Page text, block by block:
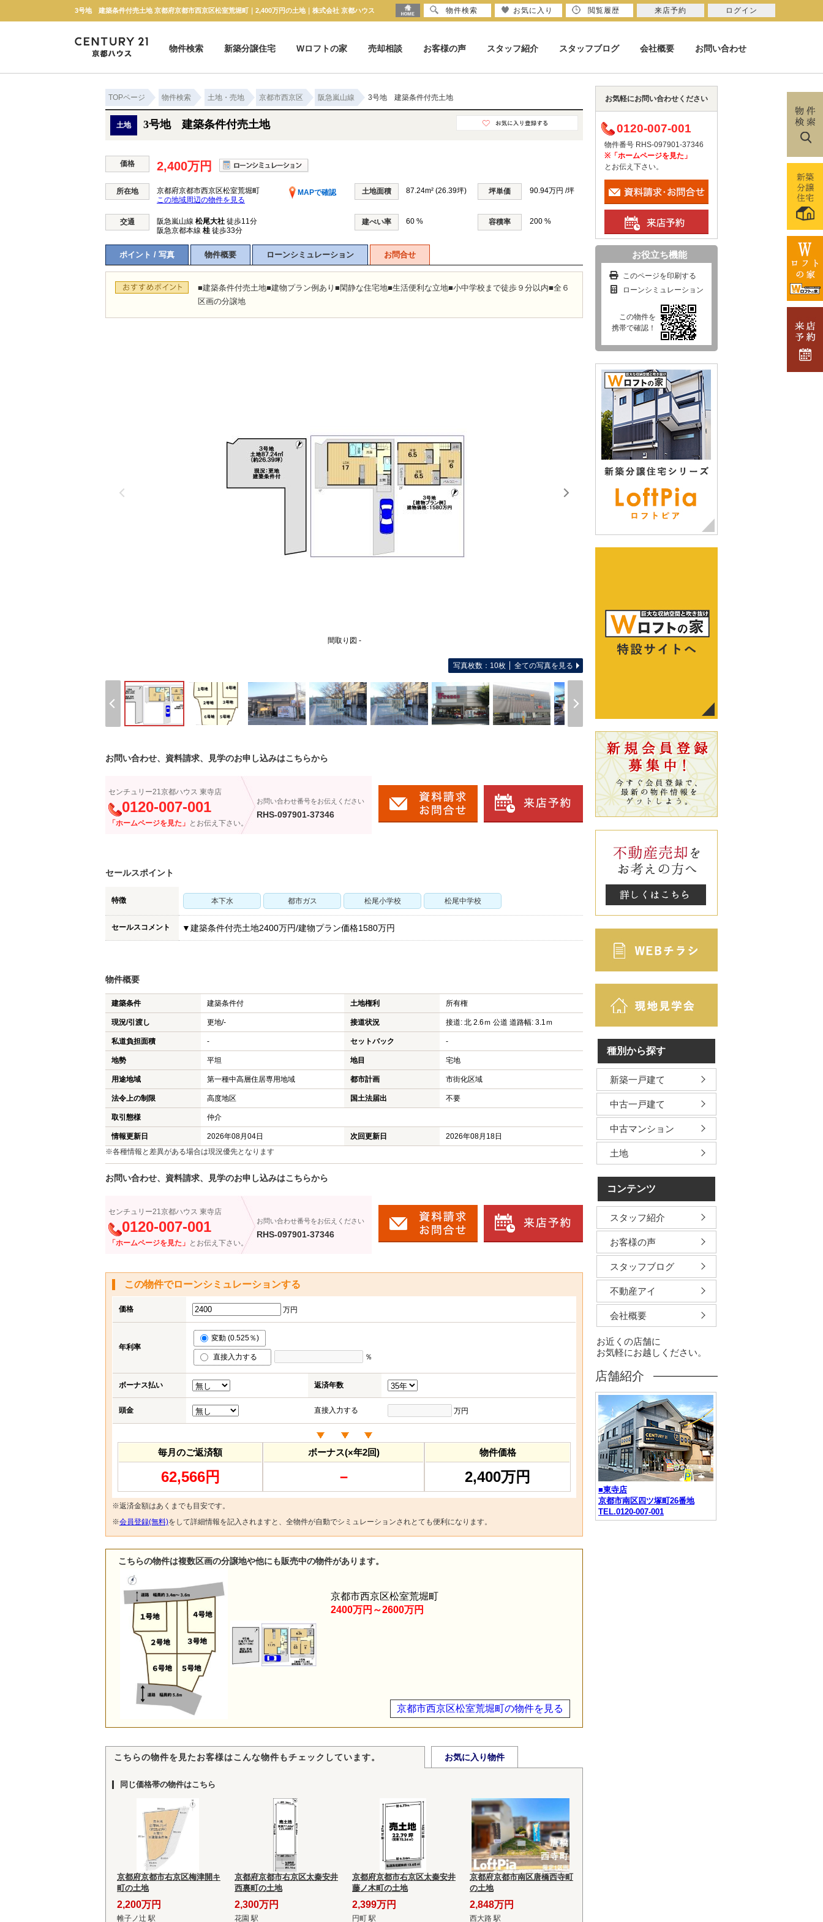
3号地 建築条件付売土地 京都府京都市西京区松室荒堀町｜2,400万円の土地｜株式会社 京都ハウス
物件検索
新築分譲住宅 Wロフトの家 売却相談 お客様の声 スタッフ紹介 スタッフブログ 会社概要 お問い合わせ
TOPページ 物件検索 土地・売地 京都市西京区 阪急嵐山線 3号地 建築条件付売土地
土地 3号地 建築条件付売土地
価格 2,400万円
所在地 京都府京都市西京区松室荒堀町
MAPで確認
この地域周辺の物件を見る
土地面積 87.24m² (26.39坪) 坪単価 90.94万円 /坪
交通 阪急嵐山線 松尾大社 徒歩11分
阪急京都本線 桂 徒歩33分
建ぺい率 60 % 容積率 200 %
ポイント / 写真 物件概要 ローンシミュレーション お問合せ
■建築条件付売土地■建物プラン例あり■閑静な住宅地■生活便利な立地■小中学校まで徒歩９分以内■全６
区画の分譲地
間取り図 -
写真枚数：10枚 全ての写真を見る
お問い合わせ、資料請求、見学のお申し込みはこちらから
センチュリー21京都ハウス 東寺店
0120-007-001
「ホームページを見た」 とお伝え下さい。
お問い合わせ番号をお伝えください
RHS-097901-37346
セールスポイント
特徴 本下水 都市ガス 松尾小学校 松尾中学校
セールスコメント ▼建築条件付売土地2400万円/建物プラン価格1580万円
物件概要
建築条件 建築条件付 土地権利 所有権
現況/引渡し 更地/- 接道状況 接道: 北 2.6ｍ 公道 道路幅: 3.1ｍ
私道負担面積 - セットバック -
地勢 平坦 地目 宅地
用途地域 第一種中高層住居専用地域 都市計画 市街化区域
法令上の制限 高度地区 国土法届出 不要
取引態様 仲介
情報更新日 2026年08月04日 次回更新日
2026年08月18日
※各種情報と差異がある場合は現況優先となります
お問い合わせ、資料請求、見学のお申し込みはこちらから
センチュリー21京都ハウス 東寺店
0120-007-001
「ホームページを見た」 とお伝え下さい。
お問い合わせ番号をお伝えください
RHS-097901-37346
この物件でローンシミュレーションする
価格 万円
年利率
変動 (0.525％)
直接入力する ％
ボーナス払い 返済年数
頭金 直接入力する 万円
毎月のご返済額
62,566円
ボーナス(×年2回)
－
物件価格
2,400万円
※返済金額はあくまでも目安です。
※会員登録(無料)をして詳細情報を記入されますと、全物件が自動でシミュレーションされとても便利になります。
こちらの物件は複数区画の分譲地や他にも販売中の物件があります。
京都市西京区松室荒堀町の物件を見る
京都市西京区松室荒堀町
2400万円～2600万円
こちらの物件を見たお客様はこんな物件もチェックしています。 お気に入り物件
同じ価格帯の物件はこちら
京都府京都市右京区梅津開キ
町の土地
2,200万円
帷子ノ辻 駅
京都府京都市右京区太秦安井
西裏町の土地
2,300万円
花園 駅
京都府京都市右京区太秦安井
藤ノ木町の土地
2,399万円
円町 駅
京都府京都市南区唐橋西寺町
の土地
2,848万円
西大路 駅
お気軽にお問い合わせください
0120-007-001
物件番号 RHS-097901-37346
※「ホームページを見た」
とお伝え下さい。
お役立ち機能
このページを印刷する
ローンシミュレーション
この物件を
携帯で確認！
種別から探す
新築一戸建て
中古一戸建て
中古マンション
土地
コンテンツ
スタッフ紹介
お客様の声
スタッフブログ
不動産アイ
会社概要
お近くの店舗に
お気軽にお越しください。
店舗紹介
■東寺店
京都市南区四ツ塚町26番地
TEL.0120-007-001
物件検索 お気に入り 閲覧履歴 来店予約 ログイン